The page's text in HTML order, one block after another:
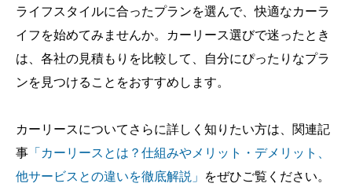
ライフスタイルに合ったプランを選んで、快適なカーラ
イフを始めてみませんか。カーリース選びで迷ったとき
は、各社の見積もりを比較して、自分にぴったりなプラ
ンを見つけることをおすすめします。
カーリースについてさらに詳しく知りたい方は、関連記
事 「カーリースとは？仕組みやメリット・デメリット、
他サービスとの違いを徹底解説」
をぜひご覧ください。